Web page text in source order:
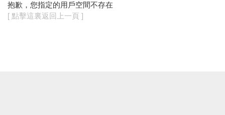
抱歉，您指定的用戶空間不存在
[ 點擊這裏返回上一頁 ]